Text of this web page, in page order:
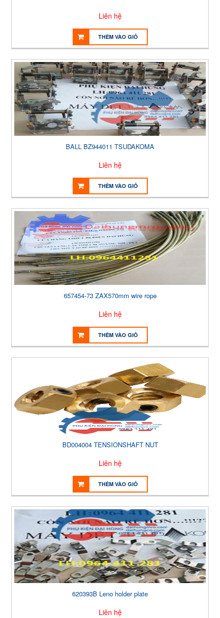
Liên hệ
THÊM VÀO GIỎ
BALL BZ944011 TSUDAKOMA
Liên hệ
THÊM VÀO GIỎ
657454-73 ZAX570mm wire rope
Liên hệ
THÊM VÀO GIỎ
BD004004 TENSIONSHAFT NUT
Liên hệ
THÊM VÀO GIỎ
620393B Leno holder plate
Liên hệ